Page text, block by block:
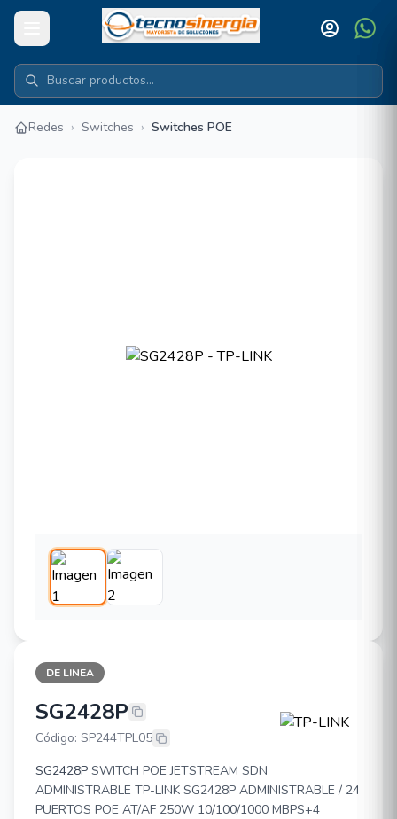
Redes › Switches › Switches POE
DE LINEA
TP-LINK SG2428P
SG2428P
Código: SP244TPL05
SG2428P SWITCH POE JETSTREAM SDN
ADMINISTRABLE TP-LINK SG2428P ADMINISTRABLE / 24
PUERTOS POE AT/AF 250W 10/100/1000 MBPS+4